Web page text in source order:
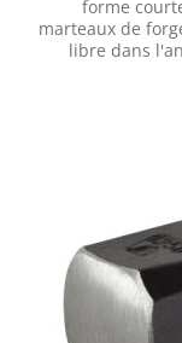
forme courte
marteaux de
libre dans